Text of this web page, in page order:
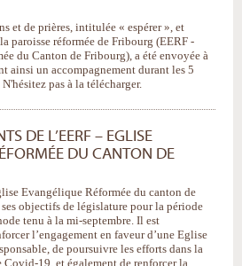
et de prières, intitulée « espérer », et
paroisse réformée de Fribourg (EERF -
du Canton de Fribourg), a été envoyée à
ainsi un accompagnement durant les 5
pas à la télécharger.
DE L’EERF – EGLISE
DU CANTON DE
Evangélique Réformée du canton de
objectifs de législature pour la période
tenu à la mi-septembre. Il est
l’engagement en faveur d’une Eglise
de poursuivre les efforts dans la
19, et également de renforcer la